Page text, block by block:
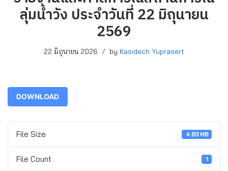
ลุ่มน้ำวัง ประจำวันที่ 22 มิถุนายน
2569
22 มิถุนายน 2026 by Kasidech Yuprasert
DOWNLOAD
File Size 4.83 MB
File Count 1